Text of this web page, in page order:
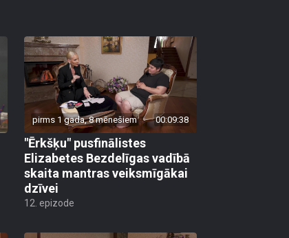
pirms 1 gada, 8 mēnešiem 00:09:38
"Ērkšķu" pusfinālistes
Elizabetes Bezdelīgas vadībā
skaita mantras veiksmīgākai
dzīvei
12. epizode